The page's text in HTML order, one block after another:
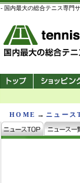
- 国内最大の総合テニス専門
HOME → ニュース